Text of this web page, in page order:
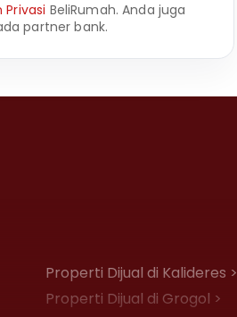
Privasi BeliRumah. Anda juga
partner bank.
Properti Dijual di Kalideres >
Properti Dijual di Grogol >